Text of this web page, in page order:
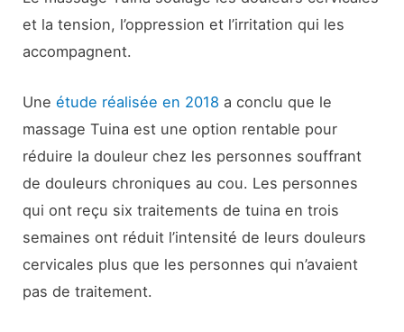
et la tension, l’oppression et l’irritation qui les
accompagnent.
Uneétude réalisée en 2018 a conclu que le
massage Tuina est une option rentable pour
réduire la douleur chez les personnes souffrant
de douleurs chroniques au cou. Les personnes
qui ont reçu six traitements de tuina en trois
semaines ont réduit l’intensité de leurs douleurs
cervicales plus que les personnes qui n’avaient
pas de traitement.